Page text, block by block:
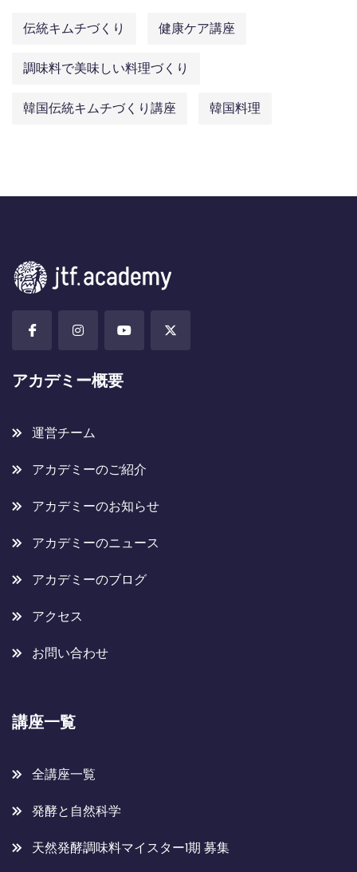
伝統キムチづくり 健康ケア講座
調味料で美味しい料理づくり
韓国伝統キムチづくり講座 韓国料理
アカデミー概要
運営チーム
アカデミーのご紹介
アカデミーのお知らせ
アカデミーのニュース
アカデミーのブログ
アクセス
お問い合わせ
講座一覧
全講座一覧
発酵と自然科学
天然発酵調味料マイスター1期 募集